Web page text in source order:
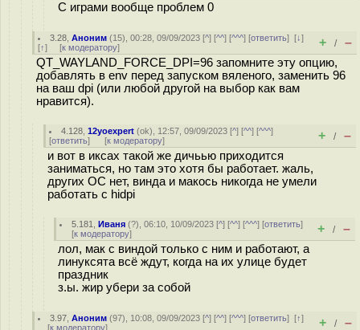
С играми вообще проблем 0
3.28 ,Аноним (15), 00:28, 09/09/2023 [^] [^^] [^^^] [ответить][↓]
[↑] [к модератору] + / –
QT_WAYLAND_FORCE_DPI=96 запомните эту опцию,
добавлять в env перед запуском вяленого, заменить 96
на ваш dpi (или любой другой на выбор как вам
нравится).
4.128 ,12yoexpert (ok), 12:57, 09/09/2023 [^] [^^] [^^^]
[ответить] [к модератору] + / –
и вот в иксах такой же дичьью приходится
заниматься, но там это хотя бы работает. жаль,
других ОС нет, винда и макось никогда не умели
работать с hidpi
5.181 ,Иваня (?), 06:10, 10/09/2023 [^] [^^] [^^^] [ответить]
[к модератору] + / –
лол, мак с виндой только с ним и работают, а
линуксята всё ждут, когда на их улице будет
праздник
з.ы. жир убери за собой
3.97 ,Аноним (97), 10:08, 09/09/2023 [^] [^^] [^^^] [ответить][↑]
[к модератору] + / –